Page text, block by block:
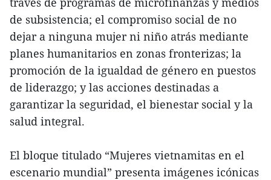
de subsistencia; el compromiso social de no
dejar a ninguna mujer ni niño atrás mediante
planes humanitarios en zonas fronterizas; la
promoción de la igualdad de género en puestos
de liderazgo; y las acciones destinadas a
garantizar la seguridad, el bienestar social y la
salud integral.
El bloque titulado “Mujeres vietnamitas en el
escenario mundial” presenta imágenes icónicas